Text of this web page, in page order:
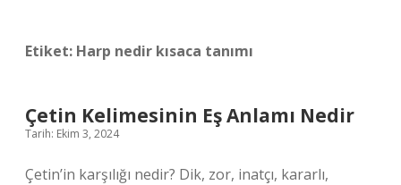
Etiket: Harp nedir kısaca tanımı
Çetin Kelimesinin Eş Anlamı Nedir
Tarih: Ekim 3, 2024
Çetin’in karşılığı nedir? Dik, zor, inatçı, kararlı,